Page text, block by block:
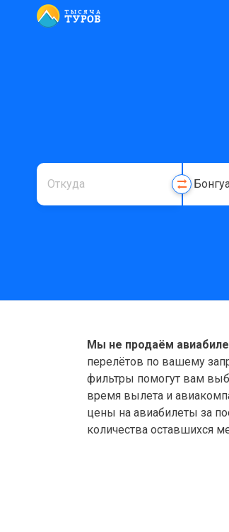
Мы не продаём
перелётов по вашему
фильтры помогут вам
время вылета и
цены на авиабилеты за
количества оставшихся